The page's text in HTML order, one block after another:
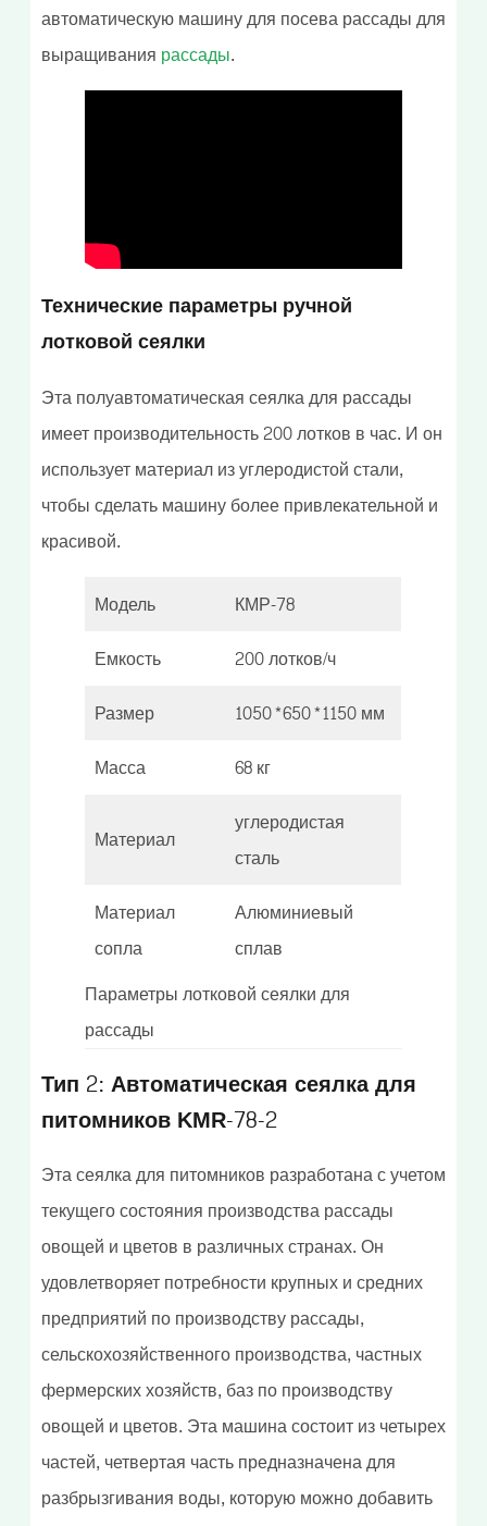
автоматическую машину для посева рассады для
выращивания рассады.
Технические параметрыручной
лотковой сеялки
Эта полуавтоматическая сеялка для рассады
имеет производительность 200 лотков в час. И он
использует материал из углеродистой стали,
чтобы сделать машину более привлекательной и
красивой.
Модель
КМР-78
Емкость
200 лотков/ч
Размер
1050*650*1150 мм
Масса
68 кг
Материал
углеродистая
сталь
Материал
сопла
Алюминиевый
сплав
Параметры лотковой сеялки для
рассады
Тип 2: Автоматическая сеялка для
питомников KMR-78-2
Эта сеялка для питомников разработана с учетом
текущего состояния производства рассады
овощей и цветов в различных странах. Он
удовлетворяет потребности крупных и средних
предприятий по производству рассады,
сельскохозяйственного производства, частных
фермерских хозяйств, баз по производству
овощей и цветов. Эта машина состоит из четырех
частей, четвертая часть предназначена для
разбрызгивания воды, которую можно добавить